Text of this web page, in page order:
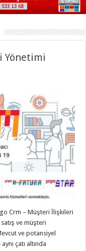
Yönetimi
Crm – Müşteri İlişkileri
ve müşteri
ve potansiyel
çatı altında